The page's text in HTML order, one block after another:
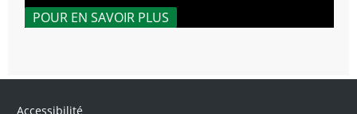
POUR EN SAVOIR PLUS
Accessibilité